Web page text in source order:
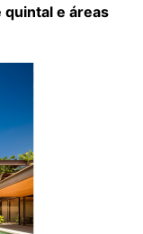
e áreas